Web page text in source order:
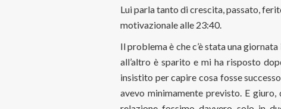
Lui parla tanto di crescita, passato,
motivazionale alle 23:40.
Il problema è che c’è stata una
all’altro è sparito e mi ha risposto
insistito per capire cosa fosse
avevo minimamente previsto. E